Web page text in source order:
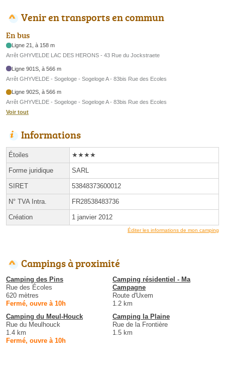
Venir en transports en commun
En bus
Ligne 21, à 158 m
Arrêt GHYVELDE LAC DES HERONS - 43 Rue du Jockstraete
Ligne 901S, à 566 m
Arrêt GHYVELDE - Sogeloge - Sogeloge A - 83bis Rue des Ecoles
Ligne 902S, à 566 m
Arrêt GHYVELDE - Sogeloge - Sogeloge A - 83bis Rue des Ecoles
Voir tout
Informations
Étoiles ★★★★
Forme juridique SARL
SIRET 53848373600012
N° TVA Intra. FR28538483736
Création 1 janvier 2012
Éditer les informations de mon camping
Campings à proximité
Camping des Pins
Rue des Écoles
620 mètres
Fermé, ouvre à 10h
Camping résidentiel - Ma
Campagne
Route d'Uxem
1.2 km
Camping du Meul-Houck
Rue du Meulhouck
1.4 km
Fermé, ouvre à 10h
Camping la Plaine
Rue de la Frontière
1.5 km